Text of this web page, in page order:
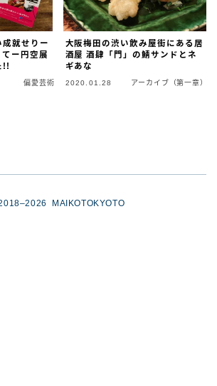
成就せりー
ー円空展
!!
偏愛芸術
大阪梅田の渋い飲み屋街にある居
酒屋 酒肆「門」の鯖サンドとネ
ギあな
2020.01.28 アーカイブ（第一章）
MAIKOTOKYOTO